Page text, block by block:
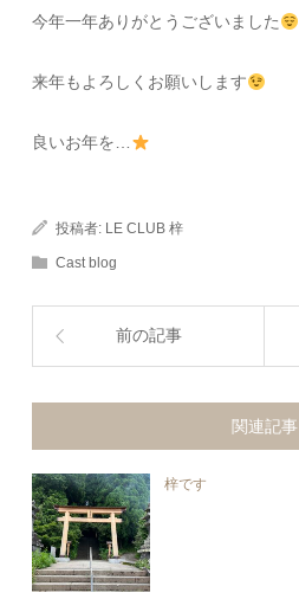
今年一年ありがとうございました
来年もよろしくお願いします
良いお年を…
投稿者: LE CLUB 梓
Cast blog
前の記事
関連記事
梓です